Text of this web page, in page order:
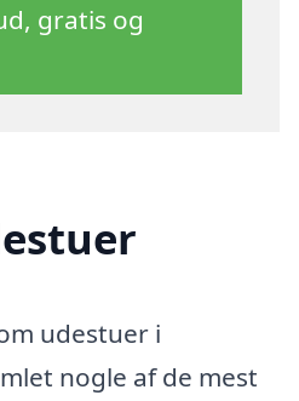
gratis og
udestuer i
nogle af de mest